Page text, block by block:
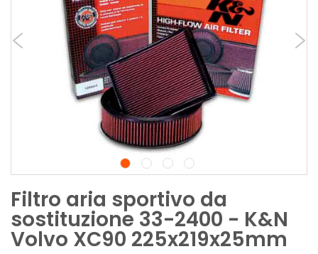
Filtro aria sportivo da
sostituzione 33-2400 - K&N
Volvo XC90 225x219x25mm